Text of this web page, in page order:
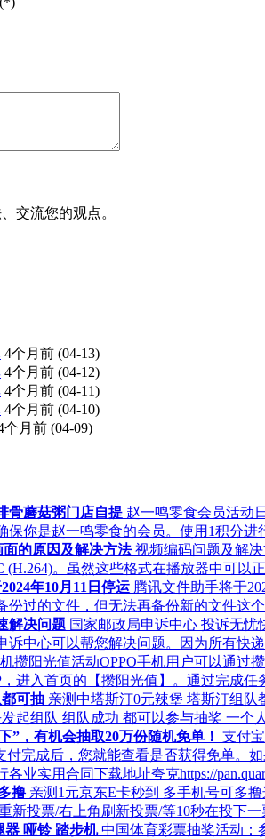
交流您的观点。
4个月前 (04-13)
4个月前 (04-12)
4个月前 (04-11)
4个月前 (04-10)
个月前 (04-09)
骨蘑菇粥门店自提 赵一鸣零食会员活动
保你是赵一鸣零食的会员。使用1积分
的原因及解决方法视频编码问题及解
(H.264)。虽然这些格式在播放器中可以
年10月11日停运 腾讯文件助手将于
份过的文件，但无法再备份新的文件这
解决问题 国家邮政局申诉中心 投诉无
诉中心可以帮您解决问题。因为所有快
攒阳光值活动OPPO手机用户可以通过
进入首页的【攒阳光值】。通过完成
可抽 亲测中塔斯汀0元辣堡 塔斯汀组
起组队 组队成功 都可以参与抽奖 一个
”，有机会抽取20万份随机免单！ 支付
付完成后，您就能查看是否获得免单。
各业实用合同下载地址夸克https://
撸 亲测1元京东E卡秒到 多手机号可多
新投票/右上角刷新投票/等10秒在投下
器 哑铃 踏步机 中国体育彩票抽奖活动：